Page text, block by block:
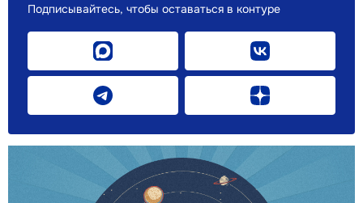
Подписывайтесь, чтобы оставаться в контуре